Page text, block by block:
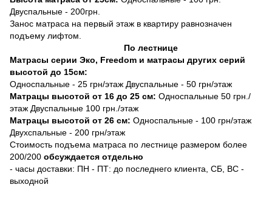
Двуспальные - 200грн.
Занос матраса на первый этаж в квартиру равнозначен
подъему лифтом.
По лестнице
Матрасы серии Эко, Freedom и матрасы других серий
высотой до 15см:
Односпальные - 25 грн/этаж Двуспальные - 50 грн/этаж
Матрацы высотой от 16 до 25 см: Односпальные 50 грн./
этаж Двуспальные 100 грн./этаж
Матрацы высотой от 26 см: Односпальные - 100 грн/этаж
Двухспальные - 200 грн/этаж
Стоимость подъема матраса по лестнице размером более
200/200 обсуждается отдельно
- часы доставки: ПН - ПТ: до последнего клиента, СБ, ВС -
выходной